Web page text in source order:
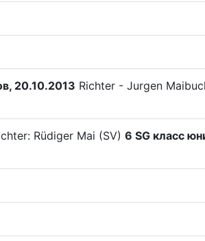
20.10.2013 Richter - Jurgen
Rüdiger Mai (SV) 6 SG класс